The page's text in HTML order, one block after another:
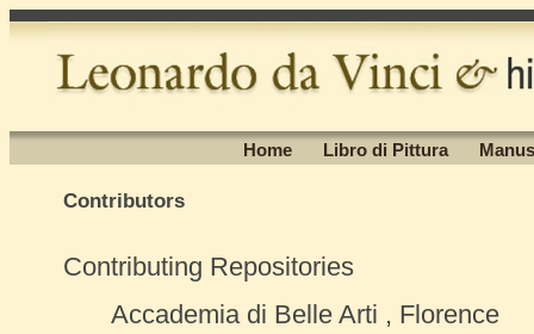
Home Libro di Pittura
Contributors
Contributing Repositories
Accademia di Belle Arti , Florence